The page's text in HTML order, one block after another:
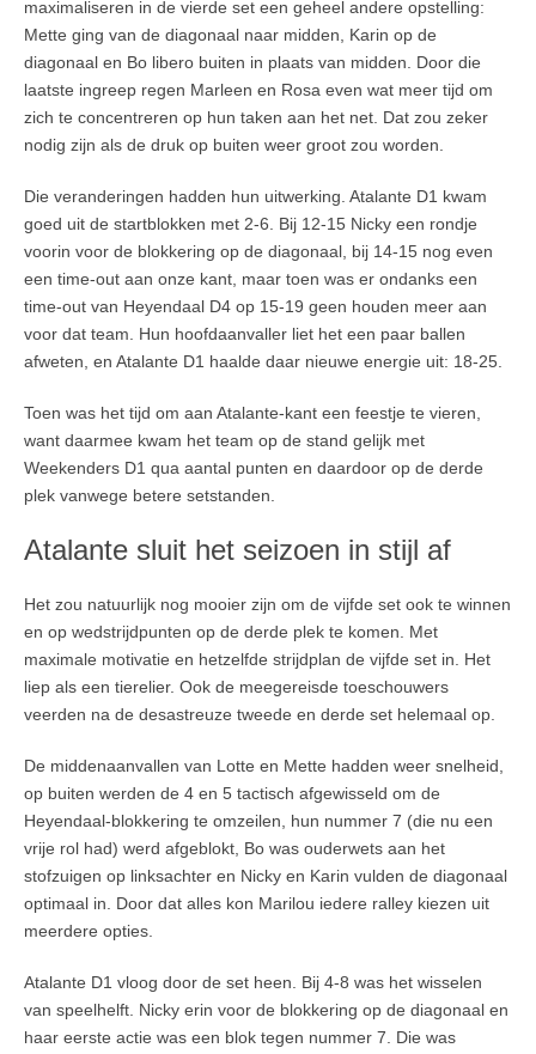
maximaliseren in de vierde set een geheel andere opstelling:
Mette ging van de diagonaal naar midden, Karin op de
diagonaal en Bo libero buiten in plaats van midden. Door die
laatste ingreep regen Marleen en Rosa even wat meer tijd om
zich te concentreren op hun taken aan het net. Dat zou zeker
nodig zijn als de druk op buiten weer groot zou worden.
Die veranderingen hadden hun uitwerking. Atalante D1 kwam
goed uit de startblokken met 2-6. Bij 12-15 Nicky een rondje
voorin voor de blokkering op de diagonaal, bij 14-15 nog even
een time-out aan onze kant, maar toen was er ondanks een
time-out van Heyendaal D4 op 15-19 geen houden meer aan
voor dat team. Hun hoofdaanvaller liet het een paar ballen
afweten, en Atalante D1 haalde daar nieuwe energie uit: 18-25.
Toen was het tijd om aan Atalante-kant een feestje te vieren,
want daarmee kwam het team op de stand gelijk met
Weekenders D1 qua aantal punten en daardoor op de derde
plek vanwege betere setstanden.
Atalante sluit het seizoen in stijl af
Het zou natuurlijk nog mooier zijn om de vijfde set ook te winnen
en op wedstrijdpunten op de derde plek te komen. Met
maximale motivatie en hetzelfde strijdplan de vijfde set in. Het
liep als een tierelier. Ook de meegereisde toeschouwers
veerden na de desastreuze tweede en derde set helemaal op.
De middenaanvallen van Lotte en Mette hadden weer snelheid,
op buiten werden de 4 en 5 tactisch afgewisseld om de
Heyendaal-blokkering te omzeilen, hun nummer 7 (die nu een
vrije rol had) werd afgeblokt, Bo was ouderwets aan het
stofzuigen op linksachter en Nicky en Karin vulden de diagonaal
optimaal in. Door dat alles kon Marilou iedere ralley kiezen uit
meerdere opties.
Atalante D1 vloog door de set heen. Bij 4-8 was het wisselen
van speelhelft. Nicky erin voor de blokkering op de diagonaal en
haar eerste actie was een blok tegen nummer 7. Die was